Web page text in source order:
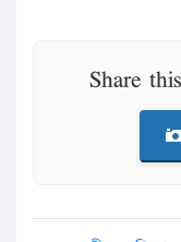
Share